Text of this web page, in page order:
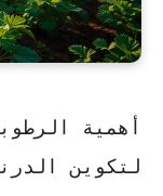
أهمية
لتكوين